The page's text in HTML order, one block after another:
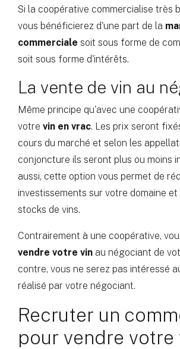
Si la coopérative commercialise très
vous bénéficierez d'une part de la
commerciale soit sous forme de
soit sous forme d'intérêts.
La vente de vin au
Même principe qu'avec une
votre vin en vrac. Les prix seront
cours du marché et selon les
conjoncture ils seront plus ou moins
aussi, cette option vous permet de
investissements sur votre domaine et
stocks de vins.
Contrairement à une coopérative,
vendre votre vin au négociant de
contre, vous ne serez pas intéressé
réalisé par votre négociant.
Recruter un
pour vendre votre